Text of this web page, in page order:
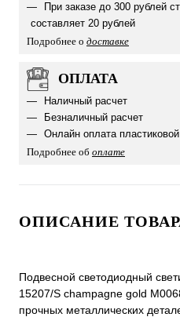
При заказе до 300 рублей
составляет 20 рублей
Подробнее о доставке
ОПЛАТА
Наличный расчет
Безналичный расчет
Онлайн оплата
Подробнее об оплате
ОПИСАНИЕ
Подвесной светодиодный
15207/S champagne gold
прочных металлических